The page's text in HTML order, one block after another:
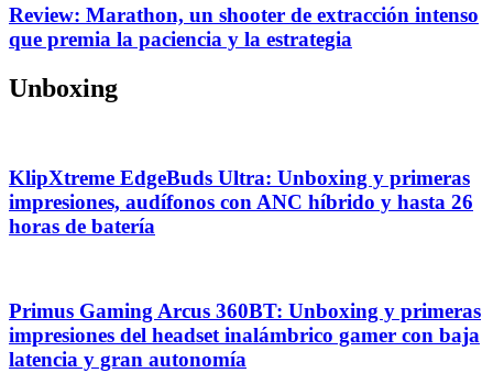
Review: Marathon, un shooter de extracción intenso
que premia la paciencia y la estrategia
Unboxing
KlipXtreme EdgeBuds Ultra: Unboxing y primeras
impresiones, audífonos con ANC híbrido y hasta 26
horas de batería
Primus Gaming Arcus 360BT: Unboxing y primeras
impresiones del headset inalámbrico gamer con baja
latencia y gran autonomía